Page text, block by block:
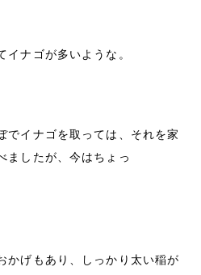
ナゴが多いような。
でイナゴを取っては、それを家
ましたが、今はちょっ
かげもあり、しっかり太い稲が